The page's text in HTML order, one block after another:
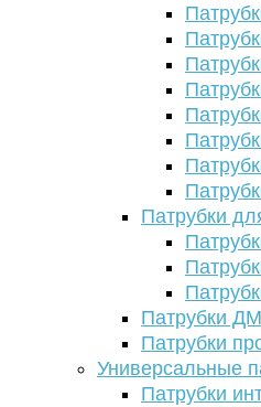
Патрубки
Патрубки
Патрубки
Универсальные
Патрубки